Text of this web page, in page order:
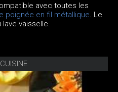
avec toutes les
poignée en fil métallique. Le
vaisselle.